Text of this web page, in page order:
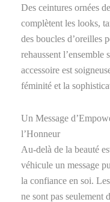
Des ceintures ornées
complètent les looks,
des boucles d’oreilles
rehaussent l’ensemble
accessoire est
féminité et la
Un Message
l’Honneur
Au-delà de la beauté
véhicule un message
la confiance en soi.
ne sont pas seulement